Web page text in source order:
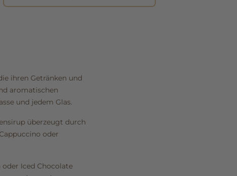
ihren Getränken und
aromatischen
und jedem Glas.
überzeugt durch
oder
Iced Chocolate